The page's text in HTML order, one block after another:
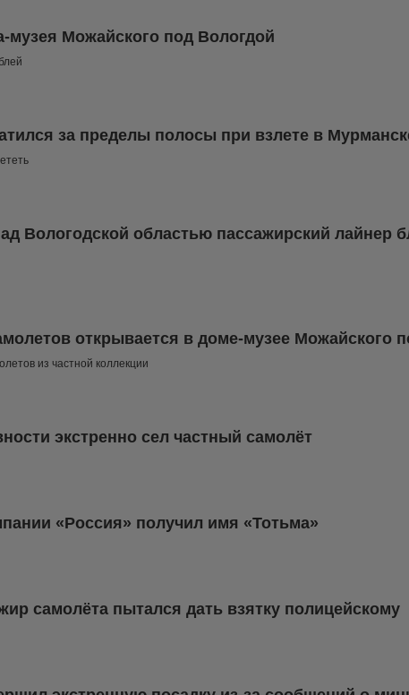
музея Можайского под Вологдой
за пределы полосы при взлете в
Вологодской областью пассажирский лайнер
открывается в доме-музее Можайского
из частной коллекции
экстренно сел частный самолёт
«Россия» получил имя «Тотьма»
самолёта пытался дать взятку полицейскому